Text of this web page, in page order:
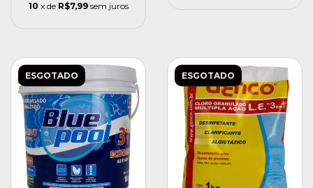
10 x de R$7,99 sem juros
ESGOTADO ESGOTADO